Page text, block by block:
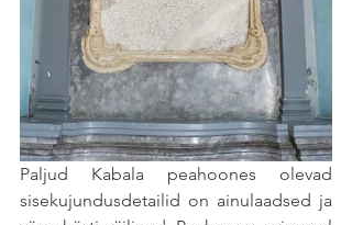
Paljud Kabala peahoones olevad
sisekujundusdetailid on ainulaadsed ja